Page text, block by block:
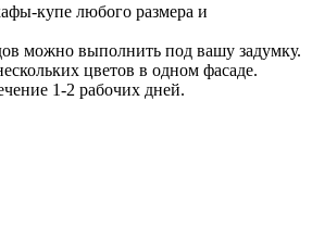
купе любого размера и
можно выполнить под вашу задумку.
цветов в одном фасаде.
1-2 рабочих дней.